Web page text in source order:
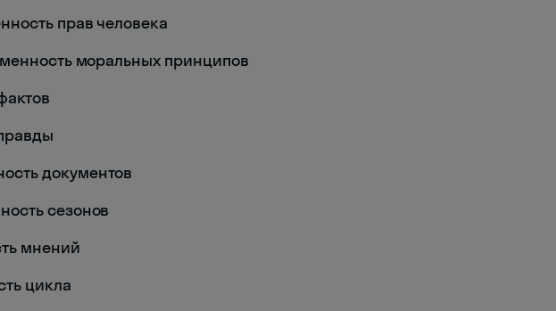
прав человека
моральных принципов
документов
сезонов
мнений
цикла